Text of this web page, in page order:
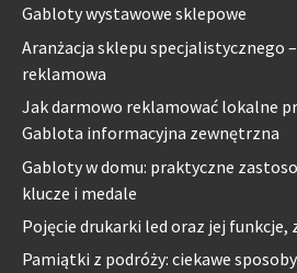
Gabloty wystawowe sklepowe
Aranżacja sklepu specjalistycznego
reklamowa
Jak darmowo reklamować lokalne
Gablota informacyjna zewnętrzna
Gabloty w domu: praktyczne
klucze i medale
Pojęcie drukarki led oraz jej funkcje,
Pamiątki z podróży: ciekawe